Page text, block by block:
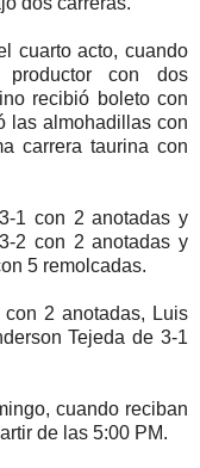
cuarto acto, cuando
productor con dos
recibió boleto con
las almohadillas con
carrera taurina con
1 con 2 anotadas y
2 con 2 anotadas y
5 remolcadas.
2 anotadas, Luis
Tejeda de 3-1
cuando reciban
de las 5:00 PM.